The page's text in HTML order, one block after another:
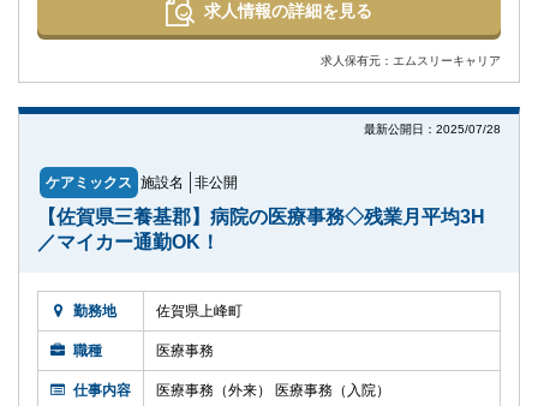
求人情報の詳細を見る
求人保有元：エムスリーキャリア
最新公開日：2025/07/28
ケアミックス 施設名 非公開
【佐賀県三養基郡】病院の医療事務◇残業月平均3H
／マイカー通勤OK！
勤務地 佐賀県上峰町
職種 医療事務
仕事内容 医療事務（外来） 医療事務（入院）